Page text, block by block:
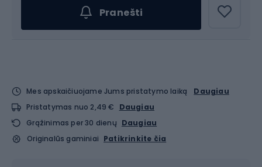
Pranešti
Mes apskaičiuojame Jums pristatymo laiką
Daugiau
Pristatymas nuo 2,49 €
Daugiau
Grąžinimas per 30 dienų Daugiau
Originalūs gaminiai Patikrinkite čia